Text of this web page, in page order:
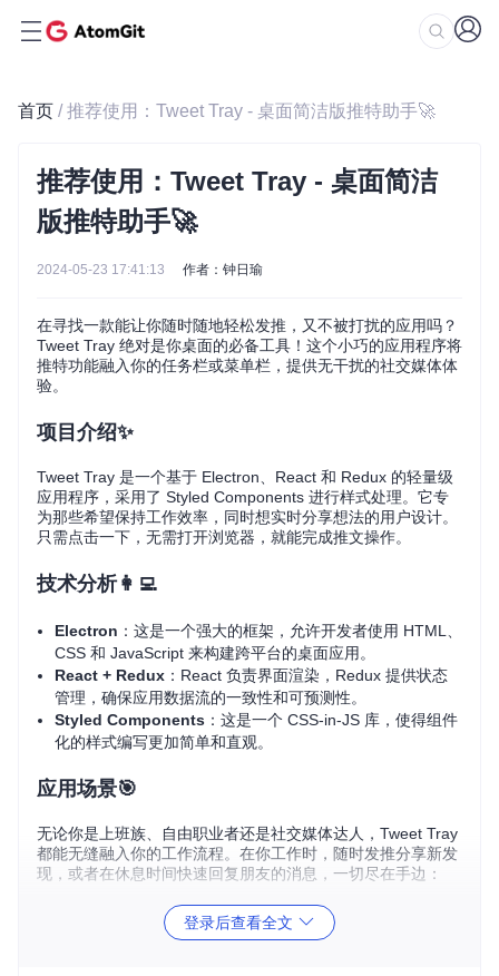
首页 / 推荐使用：Tweet Tray - 桌面简洁版推特助手🚀
推荐使用：Tweet Tray - 桌面简洁
版推特助手🚀
2024-05-23 17:41:13 作者：钟日瑜
在寻找一款能让你随时随地轻松发推，又不被打扰的应用吗？
Tweet Tray 绝对是你桌面的必备工具！这个小巧的应用程序将
推特功能融入你的任务栏或菜单栏，提供无干扰的社交媒体体
验。
项目介绍✨
Tweet Tray 是一个基于 Electron、React 和 Redux 的轻量级
应用程序，采用了 Styled Components 进行样式处理。它专
为那些希望保持工作效率，同时想实时分享想法的用户设计。
只需点击一下，无需打开浏览器，就能完成推文操作。
技术分析👩‍💻
Electron ：这是一个强大的框架，允许开发者使用 HTML、
CSS 和 JavaScript 来构建跨平台的桌面应用。
React + Redux ：React 负责界面渲染，Redux 提供状态
管理，确保应用数据流的一致性和可预测性。
Styled Components ：这是一个 CSS-in-JS 库，使得组件
化的样式编写更加简单和直观。
应用场景🎯
无论你是上班族、自由职业者还是社交媒体达人，Tweet Tray
都能无缝融入你的工作流程。在你工作时，随时发推分享新发
现，或者在休息时间快速回复朋友的消息，一切尽在手边：
在忙碌的工作中不被打断地更新动态。
快速回应粉丝评论或私信。
登录后查看全文